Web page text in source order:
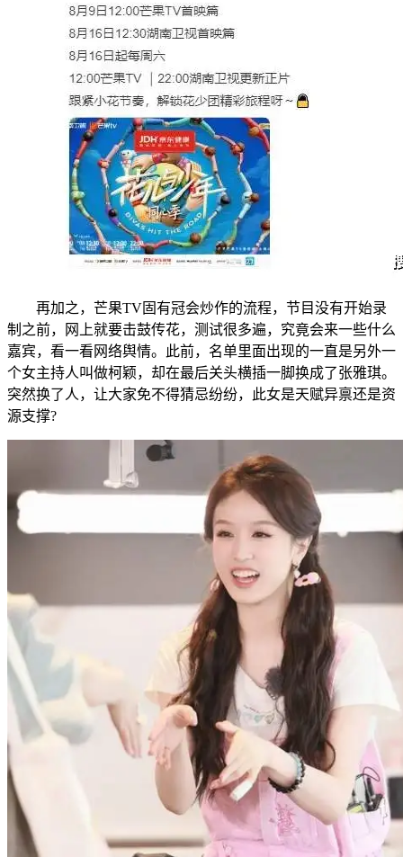
再加之，芒果TV固有冠会炒作的流程，节目没有开始录
制之前，网上就要击鼓传花，测试很多遍，究竟会来一些什么
嘉宾，看一看网络舆情。此前，名单里面出现的一直是另外一
个女主持人叫做柯颖，却在最后关头横插一脚换成了张雅琪。
突然换了人，让大家免不得猜忌纷纷，此女是天赋异禀还是资
源支撑?